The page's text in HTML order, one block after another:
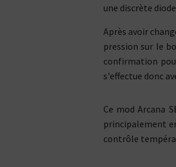
une discrète
Après avoir
pression sur le
confirmation
s'effectue donc
Ce mod Arcana
principalement
contrôle